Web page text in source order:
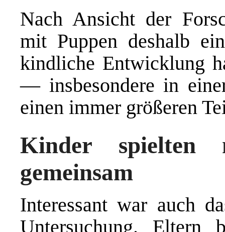
Nach Ansicht der
mit Puppen deshalb
kindliche Entwicklung
— insbesondere in
einen immer größeren
Kinder spielten
gemeinsam
Interessant war auch
Untersuchung. Eltern